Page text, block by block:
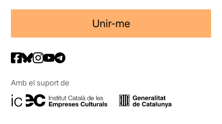
Unir-me
Amb el suport de